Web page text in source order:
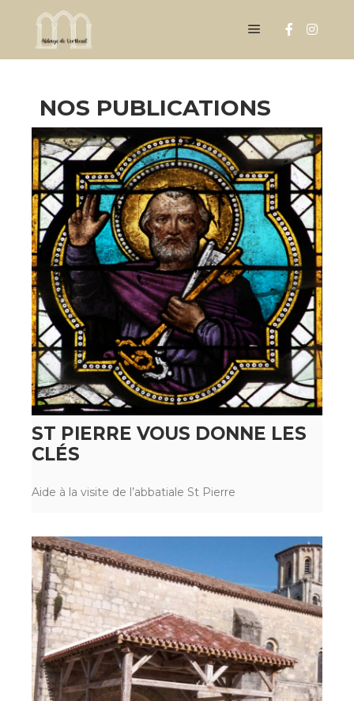
NOS PUBLICATIONS
ST PIERRE VOUS DONNE LES
CLÉS
Aide à la visite de l’abbatiale St Pierre